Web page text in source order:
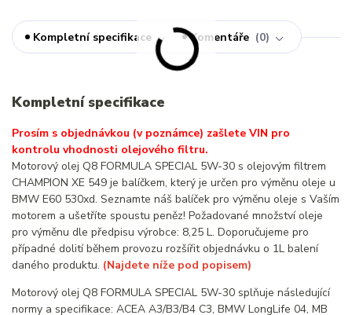
Kompletní specifikace Komentáře 0
Kompletní specifikace
Prosím s objednávkou (v poznámce) zašlete VIN pro
kontrolu vhodnosti olejového filtru.
Motorový olej Q8 FORMULA SPECIAL 5W-30 s olejovým filtrem
CHAMPION XE 549 je balíčkem, který je určen pro výměnu oleje u
BMW E60 530xd. Seznamte náš balíček pro výměnu oleje s Vaším
motorem a ušetříte spoustu peněz! Požadované množství oleje
pro výměnu dle předpisu výrobce: 8,25 L. Doporučujeme pro
případné dolití během provozu rozšířit objednávku o 1L balení
daného produktu. (Najdete níže pod popisem)
Motorový olej Q8 FORMULA SPECIAL 5W-30 splňuje následující
normy a specifikace: ACEA A3/B3/B4 C3, BMW LongLife 04, MB